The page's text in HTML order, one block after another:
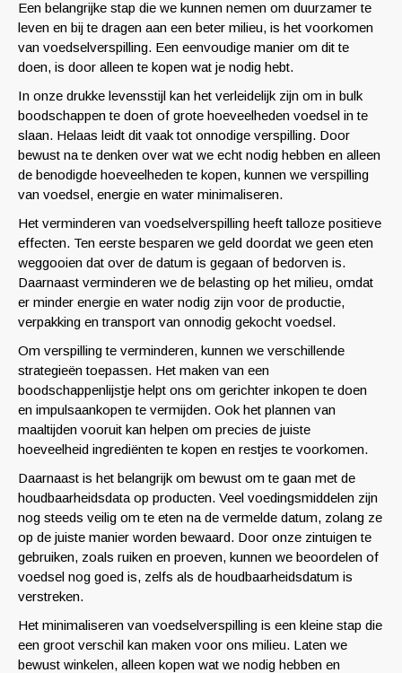
Een belangrijke stap die we kunnen nemen om duurzamer te
leven en bij te dragen aan een beter milieu, is het voorkomen
van voedselverspilling. Een eenvoudige manier om dit te
doen, is door alleen te kopen wat je nodig hebt.
In onze drukke levensstijl kan het verleidelijk zijn om in bulk
boodschappen te doen of grote hoeveelheden voedsel in te
slaan. Helaas leidt dit vaak tot onnodige verspilling. Door
bewust na te denken over wat we echt nodig hebben en alleen
de benodigde hoeveelheden te kopen, kunnen we verspilling
van voedsel, energie en water minimaliseren.
Het verminderen van voedselverspilling heeft talloze positieve
effecten. Ten eerste besparen we geld doordat we geen eten
weggooien dat over de datum is gegaan of bedorven is.
Daarnaast verminderen we de belasting op het milieu, omdat
er minder energie en water nodig zijn voor de productie,
verpakking en transport van onnodig gekocht voedsel.
Om verspilling te verminderen, kunnen we verschillende
strategieën toepassen. Het maken van een
boodschappenlijstje helpt ons om gerichter inkopen te doen
en impulsaankopen te vermijden. Ook het plannen van
maaltijden vooruit kan helpen om precies de juiste
hoeveelheid ingrediënten te kopen en restjes te voorkomen.
Daarnaast is het belangrijk om bewust om te gaan met de
houdbaarheidsdata op producten. Veel voedingsmiddelen zijn
nog steeds veilig om te eten na de vermelde datum, zolang ze
op de juiste manier worden bewaard. Door onze zintuigen te
gebruiken, zoals ruiken en proeven, kunnen we beoordelen of
voedsel nog goed is, zelfs als de houdbaarheidsdatum is
verstreken.
Het minimaliseren van voedselverspilling is een kleine stap die
een groot verschil kan maken voor ons milieu. Laten we
bewust winkelen, alleen kopen wat we nodig hebben en